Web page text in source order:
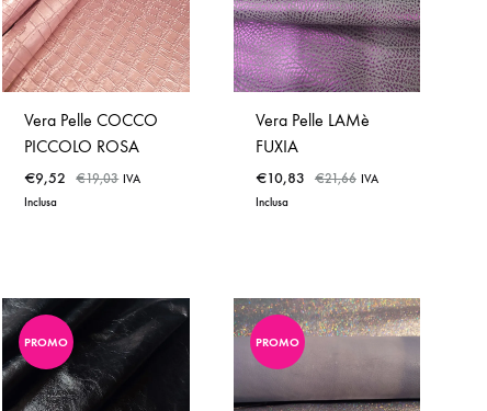
WISHLIST
Vera Pelle COCCO
PICCOLO ROSA
€9,52 €19,03 IVA
Inclusa
ADD
TO
WISHLIST
Vera Pelle LAMè
FUXIA
€10,83 €21,66 IVA
Inclusa
ADD
TO
WISHLIST
PROMO PROMO